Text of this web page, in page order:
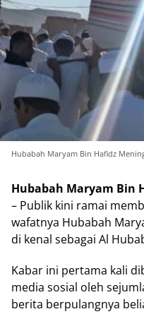
Hubabah Maryam Bin Hafidz
Hubabah Maryam Bin
– Publik kini ramai
wafatnya Hubabah
di kenal sebagai Al
Kabar ini pertama kali
media sosial oleh
berita berpulangnya